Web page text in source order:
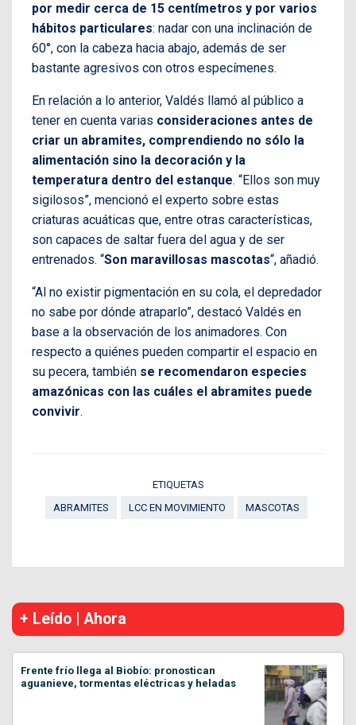
por medir cerca de 15 centímetros y por varios
hábitos particulares: nadar con una inclinación de
60°, con la cabeza hacia abajo, además de ser
bastante agresivos con otros especímenes.
En relación a lo anterior, Valdés llamó al público a
tener en cuenta varias consideraciones antes de
criar un abramites, comprendiendo no sólo la
alimentación sino la decoración y la
temperatura dentro del estanque. “Ellos son muy
sigilosos”, mencionó el experto sobre estas
criaturas acuáticas que, entre otras características,
son capaces de saltar fuera del agua y de ser
entrenados. “Son maravillosas mascotas“, añadió.
“Al no existir pigmentación en su cola, el depredador
no sabe por dónde atraparlo”, destacó Valdés en
base a la observación de los animadores. Con
respecto a quiénes pueden compartir el espacio en
su pecera, también se recomendaron especies
amazónicas con las cuáles el abramites puede
convivir.
ETIQUETAS
ABRAMITES
LCC EN MOVIMIENTO MASCOTAS
+ Leído | Ahora
Frente frío llega al Biobío: pronostican
aguanieve, tormentas eléctricas y heladas